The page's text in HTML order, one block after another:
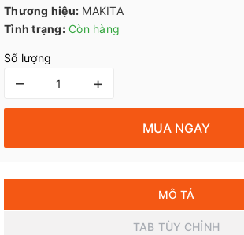
Thương hiệu: MAKITA
Tình trạng: Còn hàng
Số lượng
– +
MUA NGAY
MÔ TẢ
TAB TÙY CHỈNH